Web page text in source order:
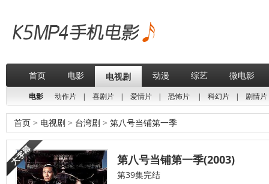
首页 电影 电视剧 动漫 综艺 微电影
电影 动作片 | 喜剧片 | 爱情片 | 恐怖片 | 科幻片 | 剧情片
首页 > 电视剧 > 台湾剧 > 第八号当铺第一季
第八号当铺第一季(2003)
第39集完结